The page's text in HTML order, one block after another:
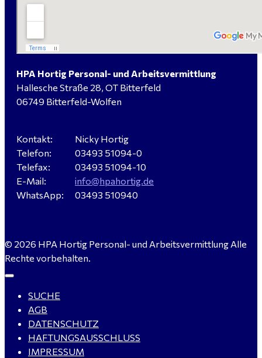
Elektromeister / -techniker (m/w/d) Kalkulation /
Planung / Überwachung - Bitterfeld-Wolfen
Hausmeister (m/w/d) für ein festes Objekt in
Verkäufer / Fachberater (m/w/d) - Baustoffe Fliesen -
für Dessau-Roßlau gesucht
gesucht - ab 4.500,00 €
WIG-Schweißer / Vorrichter (m/w/d) Anlagen- und
Rohrleitungsbau - Tagschicht - Leuna ab 20 €
HPA Hortig Personal- und Arbeitsvermittlung
Hallesche Straße 28, OT Bitterfeld
06749 Bitterfeld-Wolfen
Kontakt:
Telefon:
Telefax:
E-Mail:
WhatsApp:
Nicky Hortig
03493 51094-0
03493 51094-10
info@hpahortig.de
03493 510940
© 2026 HPA Hortig Personal- und Arbeitsvermittlung Alle
Rechte vorbehalten.
SUCHE
AGB
DATENSCHUTZ
HAFTUNGSAUSSCHLUSS
IMPRESSUM